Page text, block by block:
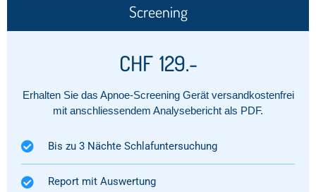
Screening
CHF 129.-
Erhalten Sie das Apnoe-Screening Gerät versandkostenfrei
mit anschliessendem Analysebericht als PDF.
Bis zu 3 Nächte Schlafuntersuchung
Report mit Auswertung​